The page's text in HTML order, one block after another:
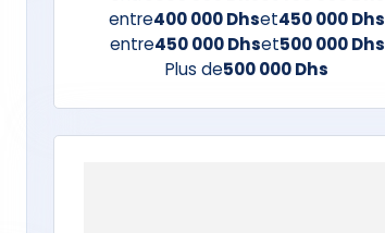
entre400 000 Dhset450 000 Dhs
entre450 000 Dhset500 000 Dhs
Plus de500 000 Dhs